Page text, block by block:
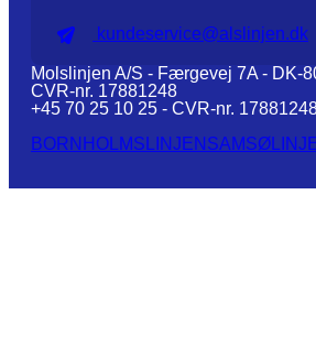
kundeservice@alslinjen.dk
Molslinjen A/S - Færgevej 7A - DK-
CVR-nr. 17881248
+45 70 25 10 25 - CVR-nr.
BORNHOLMSLINJEN